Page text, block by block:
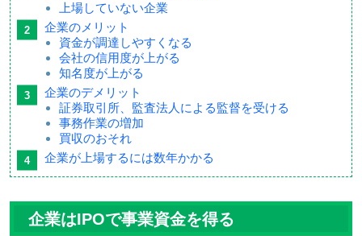
上場していない企業
企業のメリット
資金が調達しやすくなる
会社の信用度が上がる
知名度が上がる
企業のデメリット
証券取引所、監査法人による監督を受ける
事務作業の増加
買収のおそれ
企業が上場するには数年かかる
企業はIPOで事業資金を得る